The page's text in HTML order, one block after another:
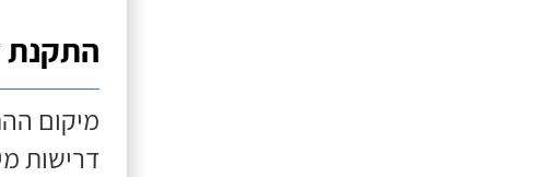
התקנת
מיקום
דרישות